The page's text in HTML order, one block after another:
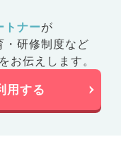
トナーが
・研修制度など
お伝えします。
用する